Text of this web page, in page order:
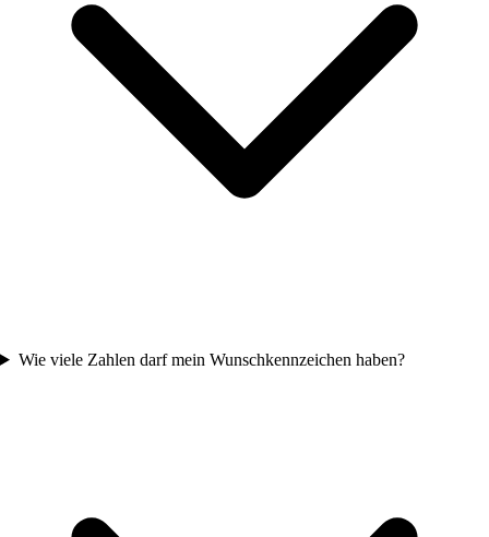
Wie viele Zahlen darf mein Wunschkennzeichen haben?